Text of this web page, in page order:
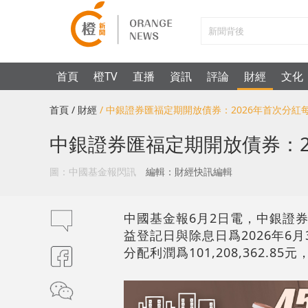
首頁 橙TV 直播 資訊 評論 財經 文化
首頁 / 財經 / 中銀證券匯福定期開放債券：2026年首次分紅
中銀證券匯福定期開放債券
圖：中國基金報閃訊 編輯：財經快訊編輯
中國基金報6月2日電，中銀證
益登記日與除息日爲2026年6
分配利潤爲101,208,362.85元